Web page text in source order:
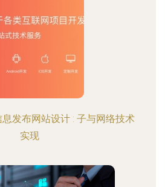
发布网站设计 : 子与网络技术
实现